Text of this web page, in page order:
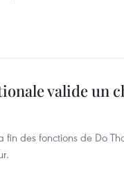
valide un
fin des fonctions de Do